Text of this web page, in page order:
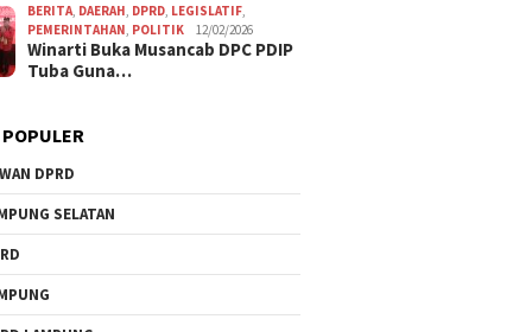
BERITA DAERAH DPRD LEGISLATIF
PEMERINTAHAN POLITIK 12/02/2026
Winarti Buka Musancab DPC PDIP
Tuba Guna…
DPRD
SELATAN